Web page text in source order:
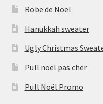
Robe de Noël
Hanukkah sweater
Ugly Christmas
Pull noël pas cher
Pull Noël Promo